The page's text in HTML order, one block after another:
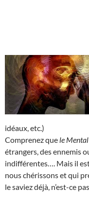
idéaux, etc.)
Comprenez que le
étrangers, des ennemis
indifférentes…. Mais il
nous chérissons et qui
le saviez déjà, n’est-ce